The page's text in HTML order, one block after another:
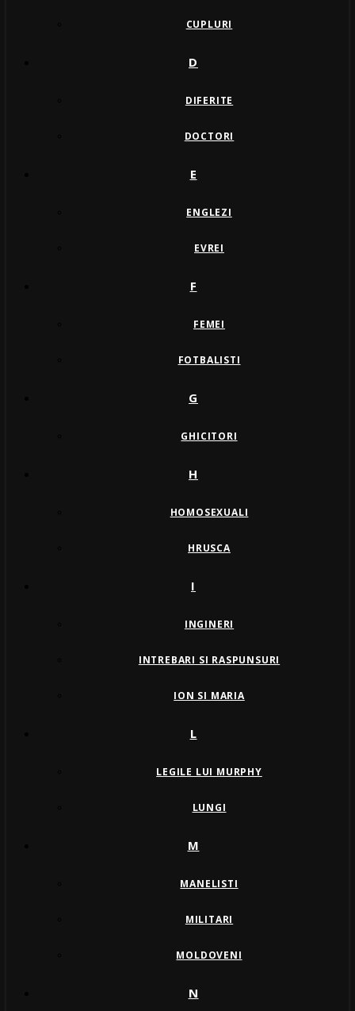
CUPLURI
D
DIFERITE
DOCTORI
E
ENGLEZI
EVREI
F
FEMEI
FOTBALISTI
G
GHICITORI
H
HOMOSEXUALI
HRUSCA
I
INGINERI
INTREBARI SI RASPUNSURI
ION SI MARIA
L
LEGILE LUI MURPHY
LUNGI
M
MANELISTI
MILITARI
MOLDOVENI
N